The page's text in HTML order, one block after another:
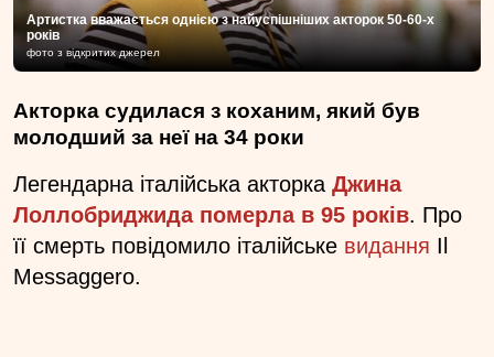
Артистка вважається однією з найуспішніших акторок 50-60-х
років
фото з відкритих джерел
Акторка судилася з коханим, який був
молодший за неї на 34 роки
Легендарна італійська акторка Джина
Лоллобриджида померла в 95 років. Про
її смерть повідомило італійське видання Il
Messaggero.